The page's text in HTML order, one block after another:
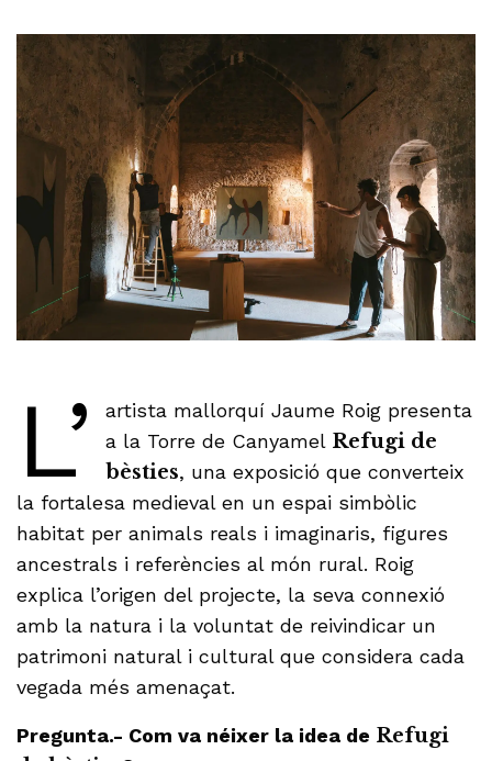
L’
artista mallorquí Jaume Roig presenta
a la Torre de Canyamel Refugi de
bèsties, una exposició que converteix
la fortalesa medieval en un espai simbòlic
habitat per animals reals i imaginaris, figures
ancestrals i referències al món rural. Roig
explica l’origen del projecte, la seva connexió
amb la natura i la voluntat de reivindicar un
patrimoni natural i cultural que considera cada
vegada més amenaçat.
Pregunta.- Com va néixer la idea de Refugi